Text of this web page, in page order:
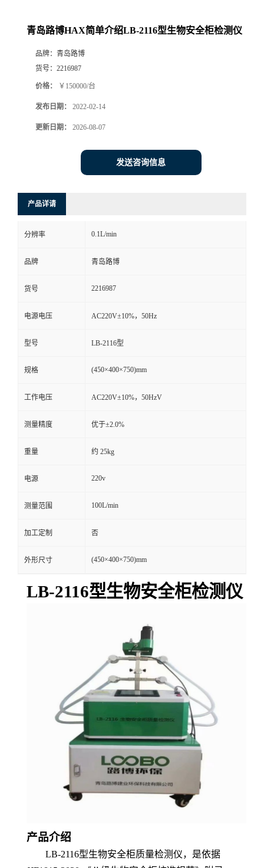
系
青岛路博HAX简单介绍LB-2116型生物安全柜检测仪
品牌： 青岛路博
货号： 2216987
价格： ￥150000/台
发布日期： 2022-02-14
更新日期： 2026-08-07
发送咨询信息
产品详请
分辨率 0.1L/min
品牌 青岛路博
货号 2216987
电源电压 AC220V±10%，50Hz
型号 LB-2116型
规格 (450×400×750)mm
工作电压 AC220V±10%，50HzV
测量精度 优于±2.0%
重量 约 25kg
电源 220v
测量范围 100L/min
加工定制 否
外形尺寸 (450×400×750)mm
LB-2116型生物安全柜检测仪
产品介绍
LB-2116型生物安全柜质量检测仪，是依据